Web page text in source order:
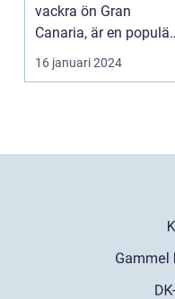
vackra ön Gran
Canaria, är en populär
resedestination för
privatperso...
16 januari 2024